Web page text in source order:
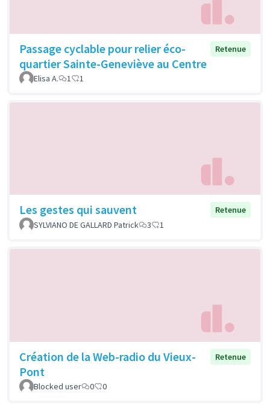
Passage cyclable pour relier éco-
quartier Sainte-Geneviève au Centre
Retenue
Elisa A. 1 1
Les gestes qui sauvent
Retenue
SYLVIANO DE GALLARD Patrick
3 1
Création de la Web-radio du Vieux-
Pont
Retenue
Blocked user 0 0